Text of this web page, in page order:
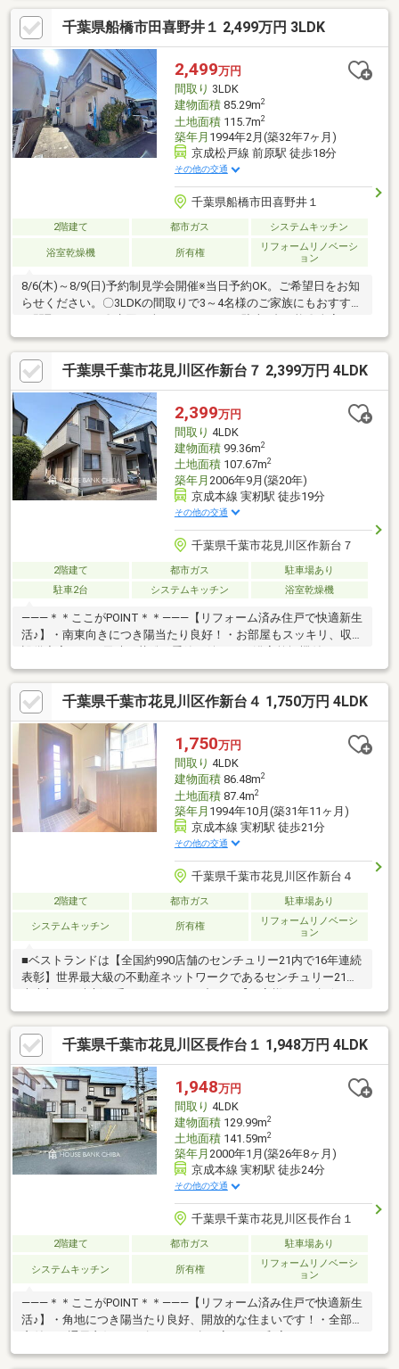
ニングが見渡せるのでお子様の様子を見守りながら料理ができま
す。◎柔らかい和室付きの物件！和の空間を感じることのできる
落ち着きある一部屋です！◎収納が充実しているのでお荷物が多
くてもキレイにスッキリ収納できます！◎南面バルコニーで陽当
り良好！毎日のお洗濯も楽々です！
千葉県船橋市田喜野井１ 2,499万円 3LDK
2,499万円
間取り 3LDK
建物面積85.29m2
土地面積115.7m2
築年月 1994年2月(築32年7ヶ月)
京成松戸線 前原駅 徒歩18分
その他の交通
千葉県船橋市田喜野井１
2階建て 都市ガス システムキッチン
浴室乾燥機 所有権
リフォームリノベーシ
ョン
8/6(木)～8/9(日)予約制見学会開催※当日予約OK。ご希望日をお知
らせください。〇3LDKの間取りで3～4名様のご家族にもおすすめ
ォーム予定。水回りも交換予定のため気持ちよくご入居できそう
です。〇外装リフォーム・シロアリ防蟻工事・通水検査・砕石敷
き込み・不要物撤去工事etc…〇内装リフォーム・玄関鍵交換・床
フローリング重ね張り・クロス張替え・照明器具交換・水回り交
換(キッチン、浴室、洗面化粧台、トイレ)・火災報知機設置・ド
アホン交換・スイッチパネル交換・エアコン配線、TVジャック設
置・建
千葉県千葉市花見川区作新台７ 2,399万円 4LDK
2,399万円
間取り 4LDK
建物面積99.36m2
土地面積107.67m2
築年月 2006年9月(築20年)
京成本線 実籾駅 徒歩19分
その他の交通
千葉県千葉市花見川区作新台７
2階建て 都市ガス
駐車場あり
駐車2台
システムキッチン 浴室乾燥機
―――＊＊ここがPOINT＊＊―――【リフォーム済み住戸で快適新生
活♪】・南東向きにつき陽当たり良好！・お部屋もスッキリ、収納
設備充実！・雨天時や花粉の季節に嬉しい、浴室乾燥機付き！・
広々バルコニーで洗濯物もたっぷり干せますね！・ゴロンと一
息、安らぎの和室もあります！・カースペース2台分あります！・
スーパーやコンビニ、ドラックストアは徒歩10分圏内！※本日ご
案内可能です！是非、この機会にお気軽にお越し下さい♪◆人気
エリアの閑静な住宅街！◆百聞は一見にしかず。家族の安心拠点
になる4LDK♪◆早朝や夜間のご案内にも対応致します！◆住宅ロ
ーンのご相談もお気軽に♪
千葉県千葉市花見川区作新台４ 1,750万円 4LDK
1,750万円
間取り 4LDK
建物面積86.48m2
土地面積87.4m2
築年月 1994年10月(築31年11ヶ月)
京成本線 実籾駅 徒歩21分
その他の交通
千葉県千葉市花見川区作新台４
2階建て 都市ガス 駐車場あり
システムキッチン 所有権
リフォームリノベーシ
ョン
■ベストランドは【全国約990店舗のセンチュリー21内で16年連続
表彰】世界最大級の不動産ネットワークであるセンチュリー21日
高かった全国10店舗に認定】全国約990店舗を数えるセンチュリ
ー21のなかでも、ご成約者様からの評価が高かった全国10店舗に
のみ贈られる賞を2年連続受賞。住まい探しはぜひ弊社で■弊社は
【住宅ローンに自信あり】弊社は住宅ローン融資承認取得実績多
数住宅ローンの仕組みから、お客様それぞれのご事情に合った組
み方まで分かりやすくご説明いたします相談だけでも大歓迎！ど
んなことでも、お気軽にお問合せ下さい。
千葉県千葉市花見川区長作台１ 1,948万円 4LDK
1,948万円
間取り 4LDK
建物面積129.99m2
土地面積141.59m2
築年月 2000年1月(築26年8ヶ月)
京成本線 実籾駅 徒歩24分
その他の交通
千葉県千葉市花見川区長作台１
2階建て 都市ガス 駐車場あり
システムキッチン 所有権
リフォームリノベーシ
ョン
―――＊＊ここがPOINT＊＊―――【リフォーム済み住戸で快適新生
活♪】・角地につき陽当たり良好、開放的な住まいです！・全部屋
す！・和室には、床の間＆押入れも備わっています！・全居室収